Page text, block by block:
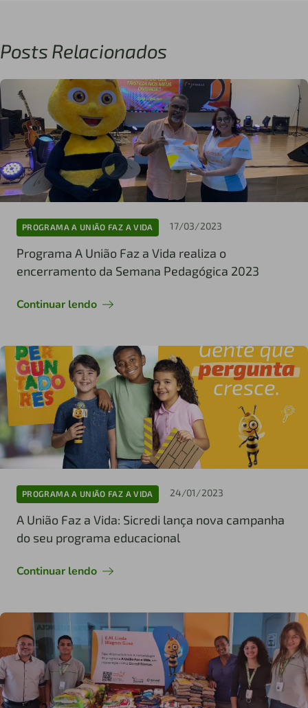
Posts Relacionados
PROGRAMA A UNIÃO FAZ A VIDA 17/03/2023
Programa A União Faz a Vida realiza o
encerramento da Semana Pedagógica 2023
Continuar lendo
PROGRAMA A UNIÃO FAZ A VIDA 24/01/2023
A União Faz a Vida: Sicredi lança nova campanha
do seu programa educacional
Continuar lendo